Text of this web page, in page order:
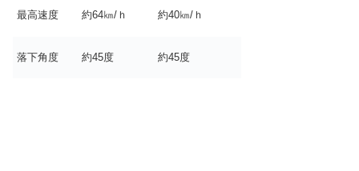
最高速度 約64㎞/ｈ 約40㎞/ｈ
落下角度 約45度 約45度